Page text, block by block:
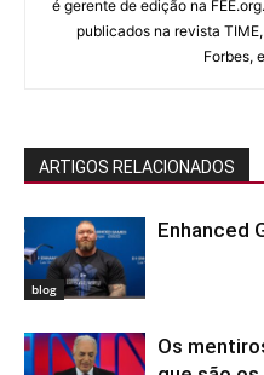
é gerente de edição na
publicados na revista
Forbes,
ARTIGOS RELACIONADOS
blog
Enhanced
Os